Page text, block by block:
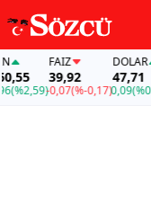
FAİZ
39,92
-0,07(%-0,17)
DOLAR
47,71
0,09